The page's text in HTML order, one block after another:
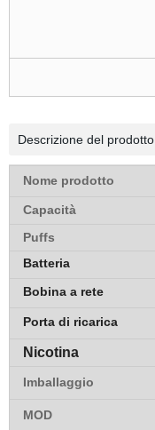
Descrizione del prodotto
Nome prodotto
Capacità
Puffs
Batteria
Bobina a rete
Porta di ricarica
Nicotina
Imballaggio
MOD